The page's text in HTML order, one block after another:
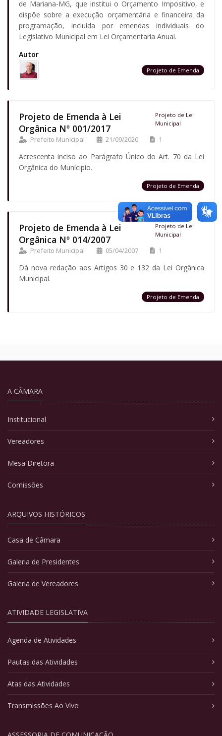
de Mariana-MG, que institui o Orçamento Impositivo, e
dispõe sobre a execução orçamentária e financeira da
programação, incluída por emendas individuais do
Legislativo Municipal em Lei Orçamentaria Anual.
Autor
Projeto de Emenda
Projeto de Emenda à Lei
Orgânica Nº 001/2017
Projeto de Lei
Municipal
Prefeito Municipal 21/09/2020 1
Acrescenta inciso ao Parágrafo Único do Art. 70 da Lei
Orgânica do Munícipio.
Projeto de Emenda
Projeto de Emenda à Lei
Orgânica Nº 014/2007
Projeto de Lei
Municipal
Prefeito Municipal 05/04/2007 1
Dá nova redação aos Artigos 30 e 132 da Lei Orgânica
Municipal.
Projeto de Emenda
A CÂMARA
Institucional
Vereadores
Mesa Diretora
Comissões
ARQUIVOS HISTÓRICOS
Casa de Câmara
Galeria de Presidentes
Galeria de Vereadores
ATIVIDADE LEGISLATIVA
Agenda de Atividades
Pautas das Atividades
Atas das Atividades
Transmissões Ao Vivo